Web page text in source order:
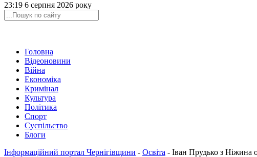
23:19 6 серпня 2026 року
Головна
Відеоновини
Війна
Економіка
Кримінал
Культура
Політика
Спорт
Суспільство
Блоги
Інформаційний портал Чернігівщини - Освіта - Іван Прудько з Ніжина